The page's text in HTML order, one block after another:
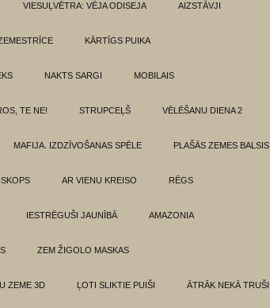
VIESUĻVĒTRA: VĒJA ODISEJA AIZSTĀVJI
KĀRTĪGS PUIKA
NAKTS SARGI MOBILAIS
TE NE! STRUPCEĻŠ VĒLĒŠANU DIENA 2
MAFIJA. IZDZĪVOŠANAS SPĒLE PLAŠĀS ZEMES BALSIS
AR VIENU KREISO RĒGS
IESTRĒGUŠI JAUNĪBĀ AMAZONIA
ZEM ŽIGOLO MASKAS
ZEME 3D ĻOTI SLIKTIE PUIŠI ĀTRĀK NEKĀ TRUŠI